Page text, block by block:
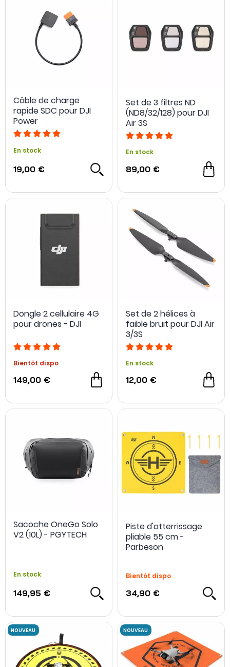
Câble de charge
rapide SDC pour DJI
Power
En stock
19,00 €
Set de 3 filtres ND
(ND8/32/128) pour DJI
Air 3S
En stock
89,00 €
Dongle 2 cellulaire 4G
pour drones - DJI
Bientôt dispo
149,00 €
Set de 2 hélices à
faible bruit pour DJI Air
3/3S
En stock
12,00 €
Sacoche OneGo Solo
V2 (10L) - PGYTECH
En stock
149,95 €
Piste d'atterrissage
pliable 55 cm -
Parbeson
Bientôt dispo
34,90 €